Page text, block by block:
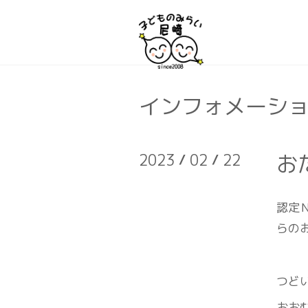
インフォメーシ
2023 / 02 / 22 お
認定
らの
つど